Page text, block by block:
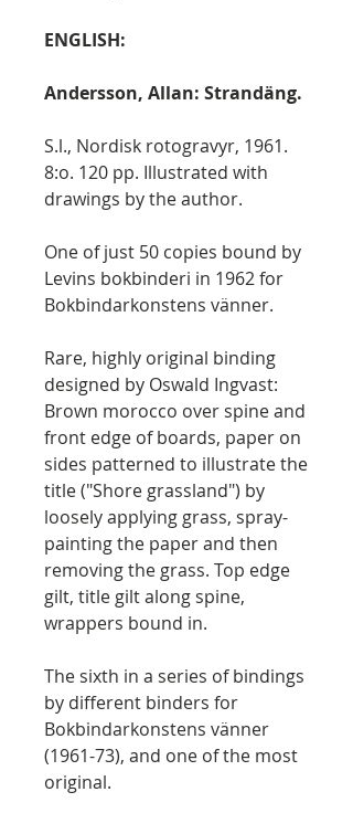
ENGLISH:
Andersson, Allan: Strandäng.
S.l., Nordisk rotogravyr, 1961.
8:o. 120 pp. Illustrated with
drawings by the author.
One of just 50 copies bound by
Levins bokbinderi in 1962 for
Bokbindarkonstens vänner.
Rare, highly original binding
designed by Oswald Ingvast:
Brown morocco over spine and
front edge of boards, paper on
sides patterned to illustrate the
title ("Shore grassland") by
loosely applying grass, spray-
painting the paper and then
removing the grass. Top edge
gilt, title gilt along spine,
wrappers bound in.
The sixth in a series of bindings
by different binders for
Bokbindarkonstens vänner
(1961-73), and one of the most
original.